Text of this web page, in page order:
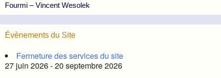
Fourmi – Vincent Wesolek
Évènements du Site
Fermeture des services du site
27 juin 2026 - 20 septembre 2026